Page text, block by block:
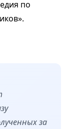
по
за